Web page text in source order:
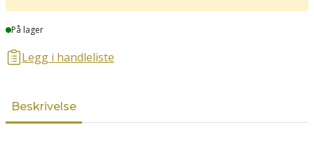
Lager
På lager
Legg i handleliste
Beskrivelse